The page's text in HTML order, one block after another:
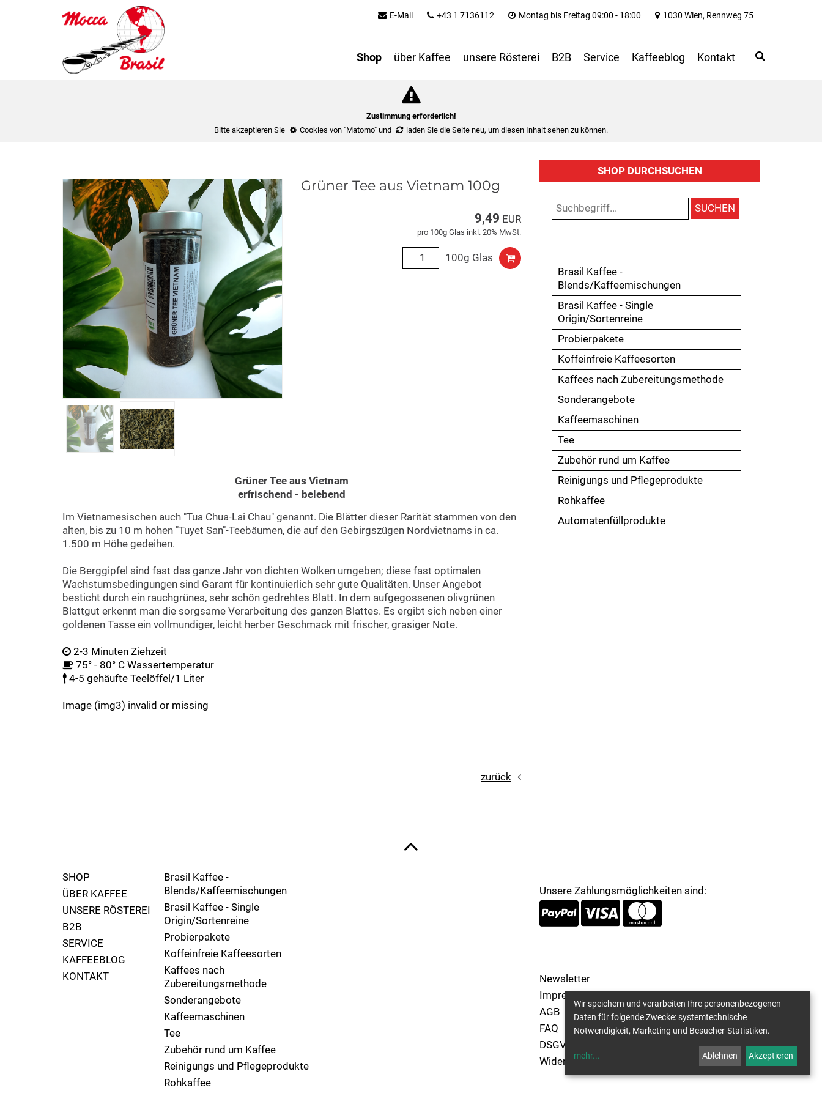
Zustimmung erforderlich!
Bitte akzeptieren Sie
Cookies von "Matomo" und laden Sie die Seite neu, um diesen Inhalt sehen zu können.
E-Mail +43 1 7136112 Montag bis Freitag 09:00 - 18:00 1030 Wien, Rennweg 75
Shop über Kaffee unsere Rösterei B2B Service Kaffeeblog Kontakt Search
Grüner Tee aus Vietnam 100g
9,49 EUR
pro 100g Glas inkl. 20% MwSt.
100g Glas
Grüner Tee aus Vietnam
erfrischend - belebend
Im Vietnamesischen auch "Tua Chua-Lai Chau" genannt. Die Blätter dieser Rarität stammen von den
alten, bis zu 10 m hohen "Tuyet San"-Teebäumen, die auf den Gebirgszügen Nordvietnams in ca.
1.500 m Höhe gedeihen.
Die Berggipfel sind fast das ganze Jahr von dichten Wolken umgeben; diese fast optimalen
Wachstumsbedingungen sind Garant für kontinuierlich sehr gute Qualitäten. Unser Angebot
besticht durch ein rauchgrünes, sehr schön gedrehtes Blatt. In dem aufgegossenen olivgrünen
Blattgut erkennt man die sorgsame Verarbeitung des ganzen Blattes. Es ergibt sich neben einer
goldenen Tasse ein vollmundiger, leicht herber Geschmack mit frischer, grasiger Note.
2-3 Minuten Ziehzeit
75° - 80° C Wassertemperatur
4-5 gehäufte Teelöffel/1 Liter
Image (img3) invalid or missing
zurück
SHOP DURCHSUCHEN
SUCHEN
Brasil Kaffee -
Blends/Kaffeemischungen
Brasil Kaffee - Single
Origin/Sortenreine
Probierpakete
Koffeinfreie Kaffeesorten
Kaffees nach Zubereitungsmethode
Sonderangebote
Kaffeemaschinen
Tee
Zubehör rund um Kaffee
Reinigungs und Pflegeprodukte
Rohkaffee
Automatenfüllprodukte
SHOP
Brasil Kaffee -
Blends/Kaffeemischungen
Brasil Kaffee - Single
Origin/Sortenreine
Probierpakete
Koffeinfreie Kaffeesorten
Kaffees nach
Zubereitungsmethode
Sonderangebote
Kaffeemaschinen
Tee
Zubehör rund um Kaffee
Reinigungs und Pflegeprodukte
Rohkaffee
ÜBER KAFFEE
UNSERE RÖSTEREI
B2B
SERVICE
KAFFEEBLOG
KONTAKT
Unsere Zahlungsmöglichkeiten sind:
Newsletter
Impressum
AGB
FAQ
DSGVO
Widerruf
Wir speichern und verarbeiten Ihre personenbezogenen
Daten für folgende Zwecke: systemtechnische
Notwendigkeit, Marketing und Besucher-Statistiken.
mehr... Ablehnen Akzeptieren